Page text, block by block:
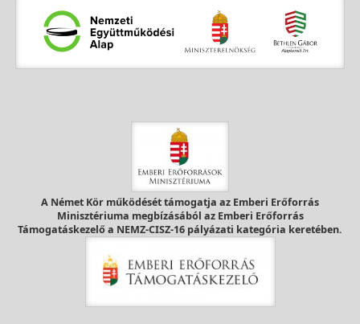
A Német Kör működését támogatja az Emberi Erőforrás
Minisztériuma megbízásából az Emberi Erőforrás
Támogatáskezelő a NEMZ-CISZ-16 pályázati kategória keretében.